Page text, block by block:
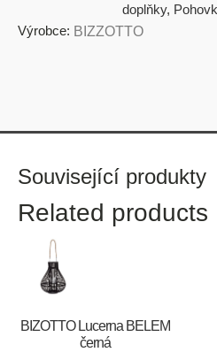
doplňky,
Výrobce: BIZZOTTO
Související produkty
Related products
BIZOTTO Lucerna BELEM
černá